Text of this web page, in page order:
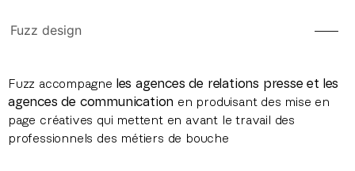
Fuzz design
Fuzz accompagne les agences de relations presse et les
agences de communication en produisant des mise en
page créatives qui mettent en avant le travail des
professionnels des métiers de bouche